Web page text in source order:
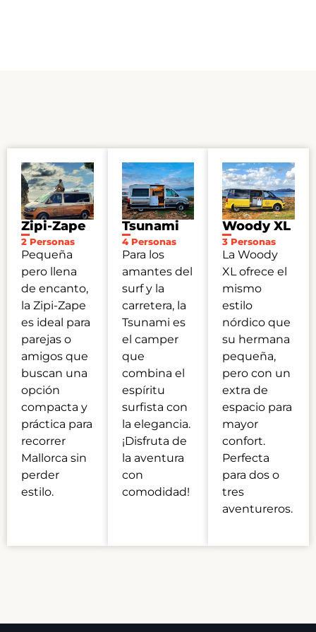
Zipi-Zape
2 Personas
Pequeña
pero llena
de encanto,
la Zipi-Zape
es ideal para
parejas o
amigos que
buscan una
opción
compacta y
práctica para
recorrer
Mallorca sin
perder
estilo.
Tsunami
4 Personas
Para los
amantes del
surf y la
carretera, la
Tsunami es
el camper
que
combina el
espíritu
surfista con
la elegancia.
¡Disfruta de
la aventura
con
comodidad!
Woody XL
3 Personas
La Woody
XL ofrece el
mismo
estilo
nórdico que
su hermana
pequeña,
pero con un
extra de
espacio para
mayor
confort.
Perfecta
para dos o
tres
aventureros.